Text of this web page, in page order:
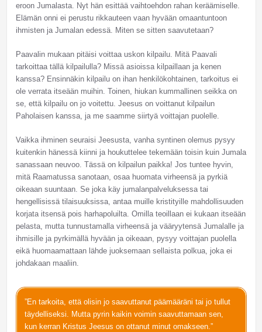
eroon Jumalasta. Nyt hän esittää vaihtoehdon rahan keräämiselle.
Elämän onni ei perustu rikkauteen vaan hyvään omaantuntoon
ihmisten ja Jumalan edessä. Miten se sitten saavutetaan?
Paavalin mukaan pitäisi voittaa uskon kilpailu. Mitä Paavali
tarkoittaa tällä kilpailulla? Missä asioissa kilpaillaan ja kenen
kanssa? Ensinnäkin kilpailu on ihan henkilökohtainen, tarkoitus ei
ole verrata itseään muihin. Toinen, hiukan kummallinen seikka on
se, että kilpailu on jo voitettu. Jeesus on voittanut kilpailun
Paholaisen kanssa, ja me saamme siirtyä voittajan puolelle.
Vaikka ihminen seuraisi Jeesusta, vanha syntinen olemus pysyy
kuitenkin hänessä kiinni ja houkuttelee tekemään toisin kuin Jumala
sanassaan neuvoo. Tässä on kilpailun paikka! Jos tuntee hyvin,
mitä Raamatussa sanotaan, osaa huomata virheensä ja pyrkiä
oikeaan suuntaan. Se joka käy jumalanpalveluksessa tai
hengellisissä tilaisuuksissa, antaa muille kristityille mahdollisuuden
korjata itsensä pois harhapoluilta. Omilla teoillaan ei kukaan itseään
pelasta, mutta tunnustamalla virheensä ja vääryytensä Jumalalle ja
ihmisille ja pyrkimällä hyvään ja oikeaan, pysyy voittajan puolella
eikä huomaamattaan lähde juoksemaan sellaista polkua, joka ei
johdakaan maaliin.
”En tarkoita, että olisin jo saavuttanut päämääräni tai jo tullut
täydelliseksi. Mutta pyrin kaikin voimin saavuttamaan sen,
kun kerran Kristus Jeesus on ottanut minut omakseen.”